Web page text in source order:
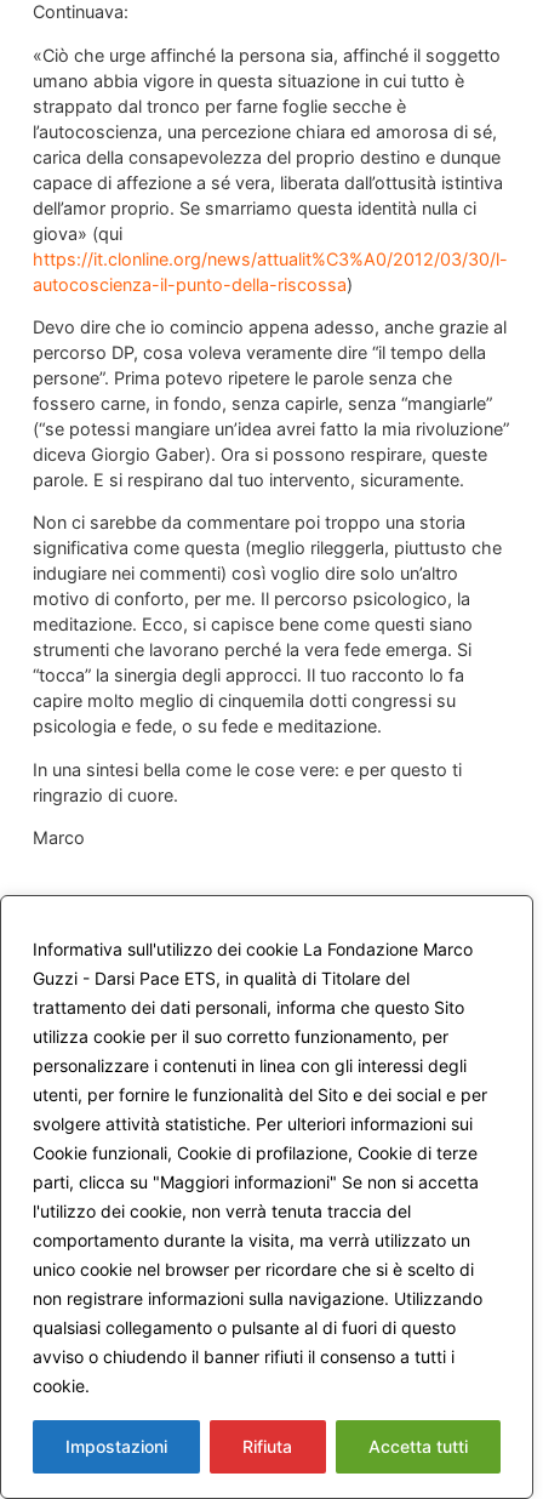
Informativa sull'utilizzo dei cookie La Fondazione Marco
Guzzi - Darsi Pace ETS, in qualità di Titolare del
trattamento dei dati personali, informa che questo Sito
utilizza cookie per il suo corretto funzionamento, per
personalizzare i contenuti in linea con gli interessi degli
utenti, per fornire le funzionalità del Sito e dei social e per
svolgere attività statistiche. Per ulteriori informazioni sui
Cookie funzionali, Cookie di profilazione, Cookie di terze
parti, clicca su "Maggiori informazioni" Se non si accetta
l'utilizzo dei cookie, non verrà tenuta traccia del
comportamento durante la visita, ma verrà utilizzato un
unico cookie nel browser per ricordare che si è scelto di
non registrare informazioni sulla navigazione. Utilizzando
qualsiasi collegamento o pulsante al di fuori di questo
avviso o chiudendo il banner rifiuti il consenso a tutti i
cookie.
Impostazioni Rifiuta Accetta tutti
Continuava:
«Ciò che urge affinché la persona sia, affinché il soggetto
umano abbia vigore in questa situazione in cui tutto è
strappato dal tronco per farne foglie secche è
l’autocoscienza, una percezione chiara ed amorosa di sé,
carica della consapevolezza del proprio destino e dunque
capace di affezione a sé vera, liberata dall’ottusità istintiva
dell’amor proprio. Se smarriamo questa identità nulla ci
giova» (qui
https://it.clonline.org/news/attualit%C3%A0/2012/03/30/l-
autocoscienza-il-punto-della-riscossa)
Devo dire che io comincio appena adesso, anche grazie al
percorso DP, cosa voleva veramente dire “il tempo della
persone”. Prima potevo ripetere le parole senza che
fossero carne, in fondo, senza capirle, senza “mangiarle”
(“se potessi mangiare un’idea avrei fatto la mia rivoluzione”
diceva Giorgio Gaber). Ora si possono respirare, queste
parole. E si respirano dal tuo intervento, sicuramente.
Non ci sarebbe da commentare poi troppo una storia
significativa come questa (meglio rileggerla, piuttusto che
indugiare nei commenti) così voglio dire solo un’altro
motivo di conforto, per me. Il percorso psicologico, la
meditazione. Ecco, si capisce bene come questi siano
strumenti che lavorano perché la vera fede emerga. Si
“tocca” la sinergia degli approcci. Il tuo racconto lo fa
capire molto meglio di cinquemila dotti congressi su
psicologia e fede, o su fede e meditazione.
In una sintesi bella come le cose vere: e per questo ti
ringrazio di cuore.
Marco
Anonimo ha detto: 10 Maggio 2017 alle 10:28 PM
questo è per me il tempo della gratitudine, un sentimento
nuovo e molto intenso che mi accompagna in questo bel
periodo della mia vita.
Le vostre affettuose parole mi commuovono, perciò vi
ringrazio uno per uno!
Eliana
Anonimo ha detto:
Cara Eliana,
sono felice di questo tuo cammino. Ti ho seguito con la
tua ricerca.
Per me Darsi Pace è lo stimolo a rientrare in me stessa,